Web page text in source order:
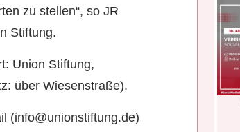
zu stellen“, so JR
Stiftung.
Union Stiftung,
über Wiesenstraße).
(info@unionstiftung.de)